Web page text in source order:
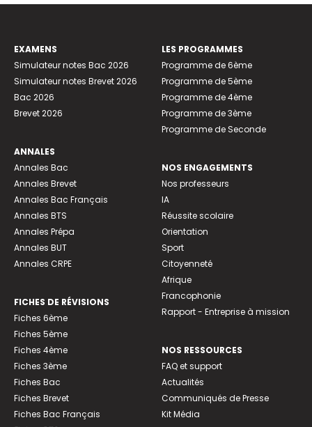
EXAMENS
Simulateur notes Bac 2026
Simulateur notes Brevet 2026
Bac 2026
Brevet 2026
ANNALES
Annales Bac
Annales Brevet
Annales Bac Français
Annales BTS
Annales Prépa
Annales BUT
Annales CRPE
FICHES DE RÉVISIONS
Fiches 6ème
Fiches 5ème
Fiches 4ème
Fiches 3ème
Fiches Bac
Fiches Brevet
Fiches Bac Français
LES PROGRAMMES
Programme de 6ème
Programme de 5ème
Programme de 4ème
Programme de 3ème
Programme de Seconde
NOS ENGAGEMENTS
Nos professeurs
IA
Réussite scolaire
Orientation
Sport
Citoyenneté
Afrique
Francophonie
Rapport - Entreprise à mission
NOS RESSOURCES
FAQ et support
Actualités
Communiqués de Presse
Kit Média